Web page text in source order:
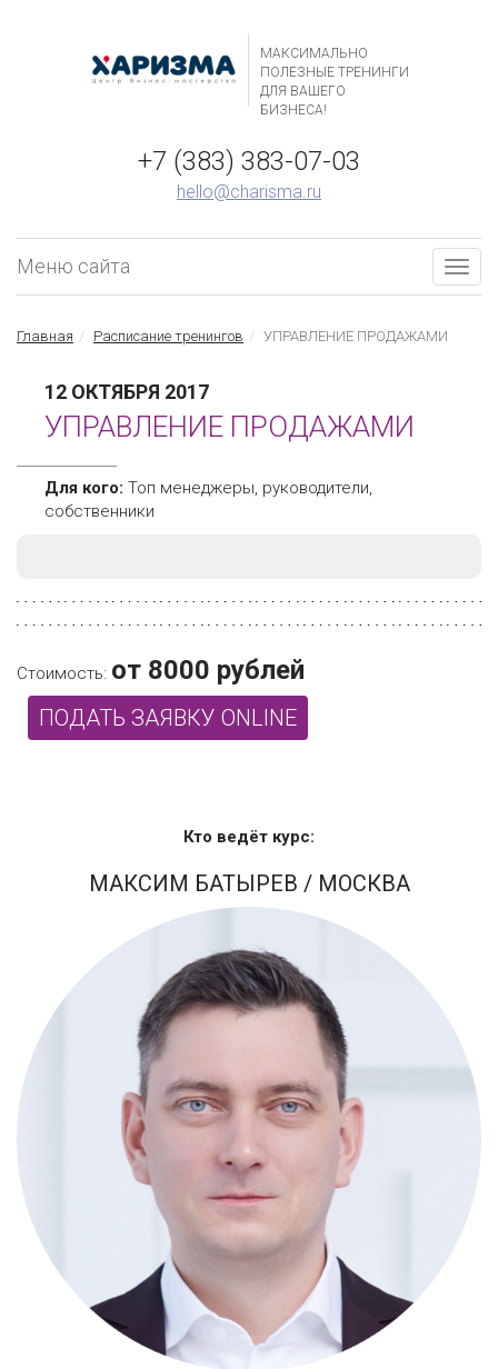
МАКСИМАЛЬНО
ПОЛЕЗНЫЕ ТРЕНИНГИ
ДЛЯ ВАШЕГО
БИЗНЕСА!
+7 (383) 383-07-03
hello@charisma.ru
Меню сайта
Главная Расписание тренингов УПРАВЛЕНИЕ ПРОДАЖАМИ
12 ОКТЯБРЯ 2017
УПРАВЛЕНИЕ ПРОДАЖАМИ
Для кого: Топ менеджеры, руководители,
собственники
Стоимость: от 8000 рублей
ПОДАТЬ ЗАЯВКУ ONLINE
Кто ведёт курс:
МАКСИМ БАТЫРЕВ / МОСКВА